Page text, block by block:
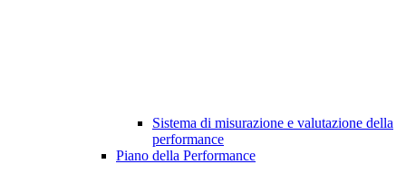
Sistema di misurazione e valutazione della
performance
Piano della Performance